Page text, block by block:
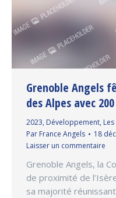
Grenoble Angels
des Alpes avec
2023, Développement,
Par France Angels
18
Laisser un commentaire
Grenoble Angels, la
de proximité de
sa majorité